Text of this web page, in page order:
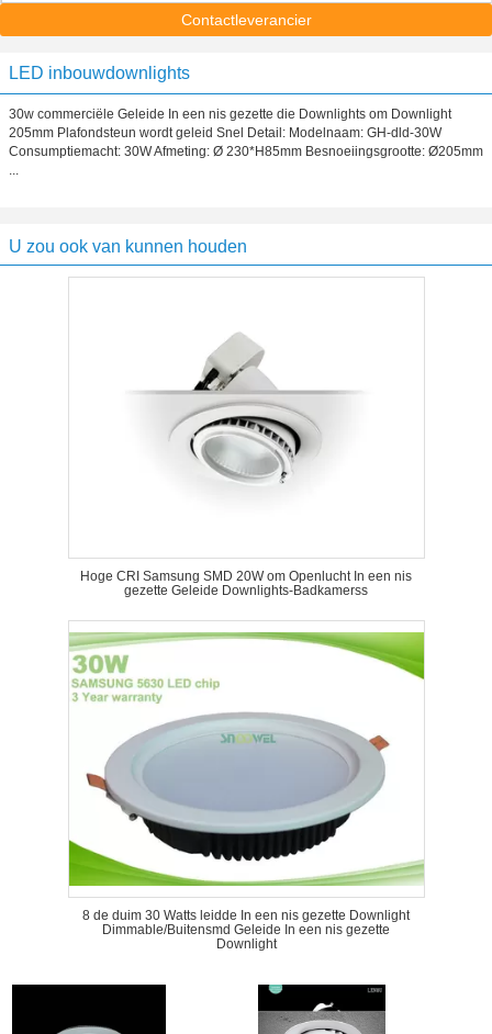
Contactleverancier
LED inbouwdownlights
30w commerciële Geleide In een nis gezette die Downlights om Downlight
205mm Plafondsteun wordt geleid Snel Detail: Modelnaam: GH-dld-30W
Consumptiemacht: 30W Afmeting: Ø 230*H85mm Besnoeiingsgrootte: Ø205mm
...
U zou ook van kunnen houden
Hoge CRI Samsung SMD 20W om Openlucht In een nis
gezette Geleide Downlights-Badkamerss
8 de duim 30 Watts leidde In een nis gezette Downlight
Dimmable/Buitensmd Geleide In een nis gezette
Downlight